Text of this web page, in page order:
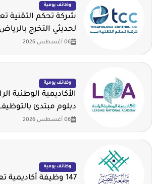
وظائف يومية
شركة تحكم التقنية
لحديثي التخرج بالرياض
06 أغسطس 2026
وظائف يومية
الأكاديمية الوطنية
دبلوم مبتدئ
06 أغسطس 2026
وظائف يومية
147 وظيفة